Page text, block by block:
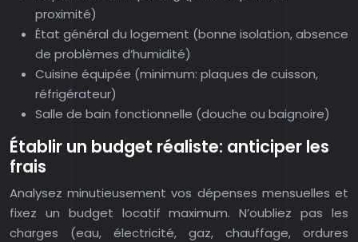
proximité)
État général du logement (bonne isolation, absence
de problèmes d’humidité)
Cuisine équipée (minimum: plaques de cuisson,
réfrigérateur)
Salle de bain fonctionnelle (douche ou baignoire)
Établir un budget réaliste: anticiper les
frais
Analysez minutieusement vos dépenses mensuelles et
fixez un budget locatif maximum. N’oubliez pas les
charges (eau, électricité, gaz, chauffage, ordures